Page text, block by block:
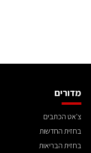
מדורים
צ'אט הכתבים
בחזית החדשות
בחזית הבריאות